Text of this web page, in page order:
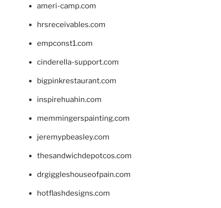
ameri-camp.com
hrsreceivables.com
empconst1.com
cinderella-support.com
bigpinkrestaurant.com
inspirehuahin.com
memmingerspainting.com
jeremypbeasley.com
thesandwichdepotcos.com
drgiggleshouseofpain.com
hotflashdesigns.com